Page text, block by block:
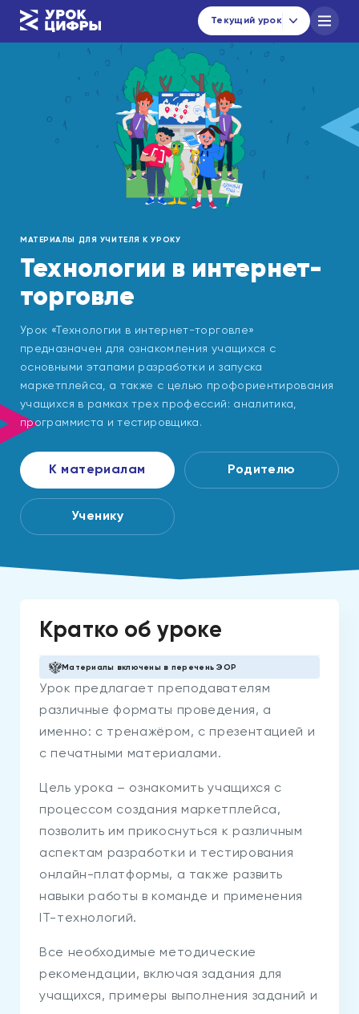
Каталог уроков
Навигатор по материалам
Новости
urok@data-economy.ru
Текущий урок
МАТЕРИАЛЫ ДЛЯ УЧИТЕЛЯ К УРОКУ
Технологии в интернет-
торговле
Урок «Технологии в интернет-торговле»
предназначен для ознакомления учащихся с
основными этапами разработки и запуска
маркетплейса, а также с целью профориентирования
учащихся в рамках трех профессий: аналитика,
программиста и тестировщика.
К материалам
Ученику
Родителю
Кратко об уроке
Материалы включены в перечень ЭОР
Урок предлагает преподавателям
различные форматы проведения, а
именно: с тренажёром, с презентацией и
с печатными материалами.
Цель урока – ознакомить учащихся с
процессом создания маркетплейса,
позволить им прикоснуться к различным
аспектам разработки и тестирования
онлайн-платформы, а также развить
навыки работы в команде и применения
IT-технологий.
Все необходимые методические
рекомендации, включая задания для
учащихся, примеры выполнения заданий и